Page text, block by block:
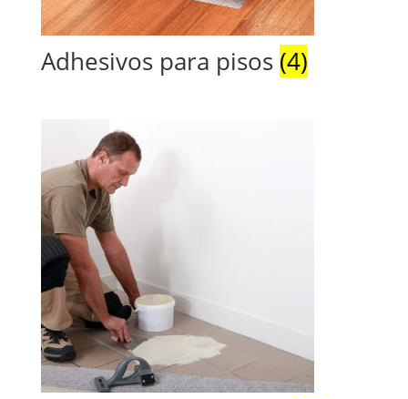
Adhesivos para pisos (4)